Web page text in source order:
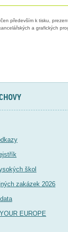
především k tisku,
a grafických
škol
zakázek 2026
EUROPE